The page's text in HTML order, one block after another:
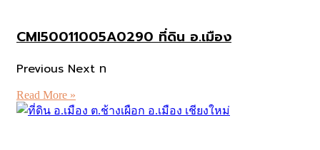
CMI50011005A0290 ที่ดิน อ.เมือง
Previous Next ท
Read More »